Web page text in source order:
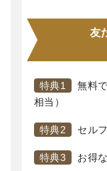
友
特典1
無料
相当）
特典2 セル
特典3 お得